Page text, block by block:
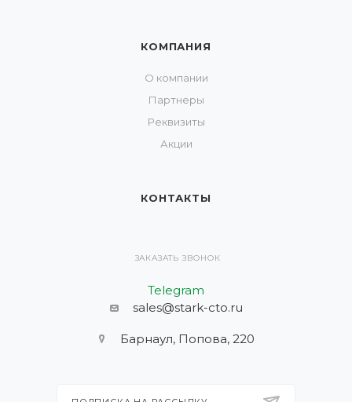
КОМПАНИЯ
О компании
Партнеры
Реквизиты
Акции
КОНТАКТЫ
ЗАКАЗАТЬ ЗВОНОК
Telegram
sales@stark-cto.ru
Барнаул, Попова, 220